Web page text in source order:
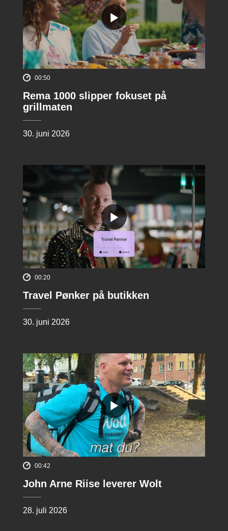
00:50
Rema 1000 slipper fokuset på
grillmaten
30. juni 2026
00:20
Travel Pønker på butikken
30. juni 2026
00:42
John Arne Riise leverer Wolt
28. juli 2026